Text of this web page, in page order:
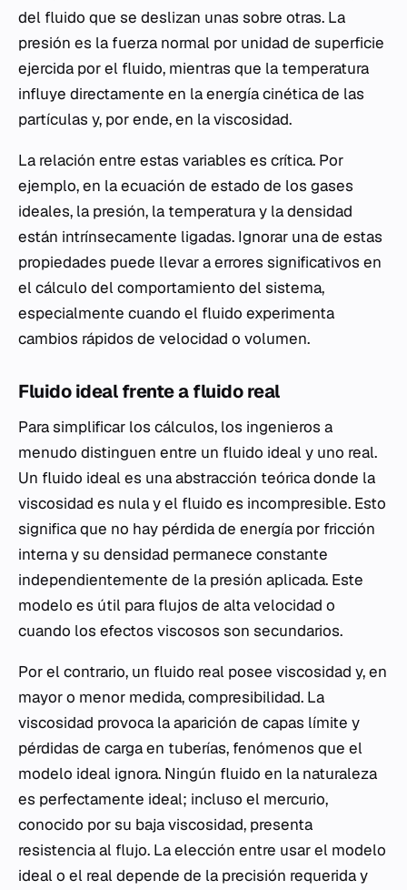
del fluido que se deslizan unas sobre otras. La
presión es la fuerza normal por unidad de superficie
ejercida por el fluido, mientras que la temperatura
influye directamente en la energía cinética de las
partículas y, por ende, en la viscosidad.
La relación entre estas variables es crítica. Por
ejemplo, en la ecuación de estado de los gases
ideales, la presión, la temperatura y la densidad
están intrínsecamente ligadas. Ignorar una de estas
propiedades puede llevar a errores significativos en
el cálculo del comportamiento del sistema,
especialmente cuando el fluido experimenta
cambios rápidos de velocidad o volumen.
Fluido ideal frente a fluido real
Para simplificar los cálculos, los ingenieros a
menudo distinguen entre un fluido ideal y uno real.
Un fluido ideal es una abstracción teórica donde la
viscosidad es nula y el fluido es incompresible. Esto
significa que no hay pérdida de energía por fricción
interna y su densidad permanece constante
independientemente de la presión aplicada. Este
modelo es útil para flujos de alta velocidad o
cuando los efectos viscosos son secundarios.
Por el contrario, un fluido real posee viscosidad y, en
mayor o menor medida, compresibilidad. La
viscosidad provoca la aparición de capas límite y
pérdidas de carga en tuberías, fenómenos que el
modelo ideal ignora. Ningún fluido en la naturaleza
es perfectamente ideal; incluso el mercurio,
conocido por su baja viscosidad, presenta
resistencia al flujo. La elección entre usar el modelo
ideal o el real depende de la precisión requerida y